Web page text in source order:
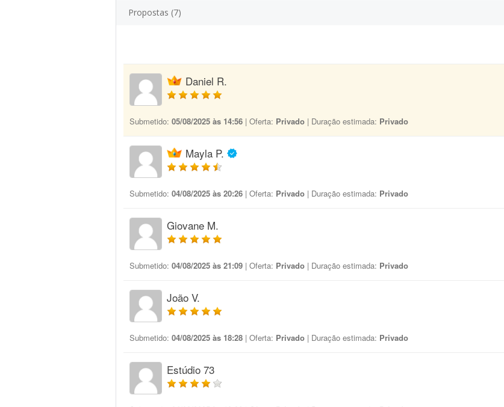
Propostas (7)
Daniel R.
Submetido: 05/08/2025 às 14:56 | Oferta: Privado | Duração estimada: Privado
Mayla P.
Submetido: 04/08/2025 às 20:26 | Oferta: Privado | Duração estimada: Privado
Giovane M.
Submetido: 04/08/2025 às 21:09 | Oferta: Privado | Duração estimada: Privado
João V.
Submetido: 04/08/2025 às 18:28 | Oferta: Privado | Duração estimada: Privado
Estúdio 73